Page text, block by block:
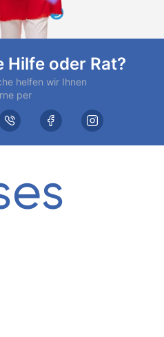
Hilfe oder Rat?
helfen wir Ihnen
per